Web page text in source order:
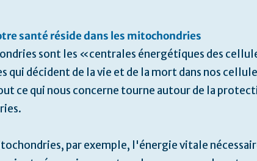
santé réside dans les mitochondries
sont les «centrales énergétiques des
qui décident de la vie et de la mort dans nos
ce qui nous concerne tourne autour de la
par exemple, l'énergie vitale